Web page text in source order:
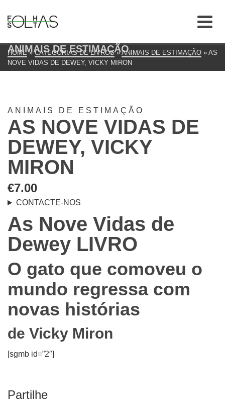
ANIMAIS DE ESTIMAÇÃO
HOME » CATEGORIAS DE LIVROS » ANIMAIS DE ESTIMAÇÃO » AS
NOVE VIDAS DE DEWEY, VICKY MIRON
ANIMAIS DE ESTIMAÇÃO
AS NOVE VIDAS DE
DEWEY, VICKY
MIRON
€7.00
CONTACTE-NOS
As Nove Vidas de
Dewey LIVRO
O gato que comoveu o
mundo regressa com
novas histórias
de Vicky Miron
[sgmb id=”2″]
Partilhe